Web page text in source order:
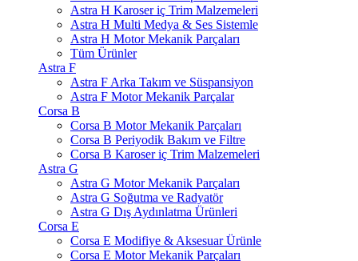
Astra H Karoser iç Trim Malzemeleri
Astra H Multi Medya & Ses Sistemle
Astra H Motor Mekanik Parçaları
Tüm Ürünler
Astra F
Astra F Arka Takım ve Süspansiyon
Astra F Motor Mekanik Parçalar
Corsa B
Corsa B Motor Mekanik Parçaları
Corsa B Periyodik Bakım ve Filtre
Corsa B Karoser iç Trim Malzemeleri
Astra G
Astra G Motor Mekanik Parçaları
Astra G Soğutma ve Radyatör
Astra G Dış Aydınlatma Ürünleri
Corsa E
Corsa E Modifiye & Aksesuar Ürünle
Corsa E Motor Mekanik Parçaları